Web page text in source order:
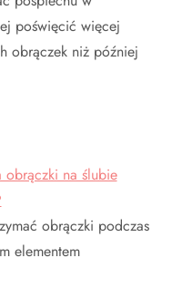
poświęcić więcej
obrączek niż później
obrączki na ślubie
obrączki podczas
elementem